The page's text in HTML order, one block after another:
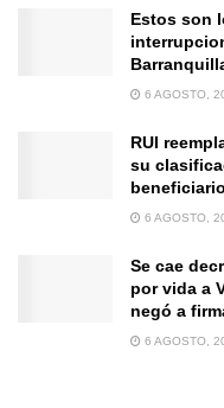
Estos son
6 AGOSTO,
RUI
su
6 AGOSTO,
Se cae
por vida a
negó a
6 AGOSTO,